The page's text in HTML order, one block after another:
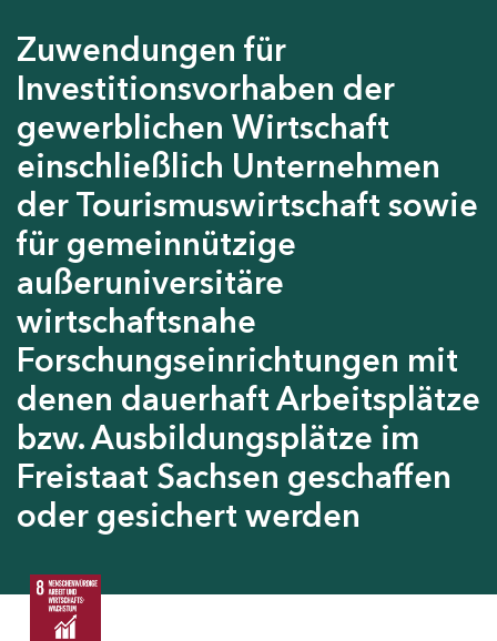
Zuwendungen für
Investitionsvorhaben der
gewerblichen Wirtschaft
einschließlich Unternehmen
der Tourismuswirtschaft sowie
für gemeinnützige
außeruniversitäre
wirtschaftsnahe
Forschungseinrichtungen mit
denen dauerhaft Arbeitsplätze
bzw. Ausbildungsplätze im
Freistaat Sachsen geschaffen
oder gesichert werden